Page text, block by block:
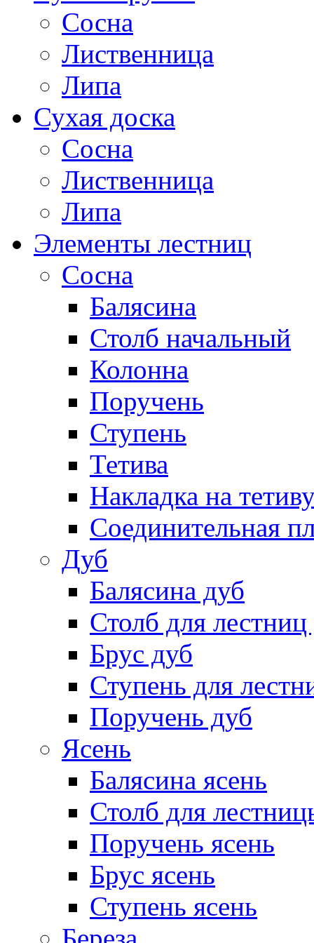
Сосна
Лиственница
Липа
Сухая доска
Сосна
Лиственница
Липа
Элементы лестниц
Сосна
Балясина
Столб начальный
Колонна
Поручень
Ступень
Тетива
Накладка на
Соединительная
Дуб
Балясина дуб
Столб для
Брус дуб
Ступень для
Поручень дуб
Ясень
Балясина ясень
Столб для
Поручень ясень
Брус ясень
Ступень ясень